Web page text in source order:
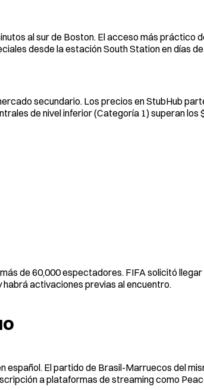
al sur de Boston. El acceso más práctico
desde la estación South Station en días
secundario. Los precios en StubHub
de nivel inferior (Categoría 1) superan los
de 60,000 espectadores. FIFA solicitó
activaciones previas al encuentro.
español. El partido de Brasil-Marruecos del
a plataformas de streaming como